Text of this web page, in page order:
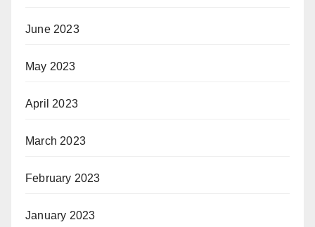
June 2023
May 2023
April 2023
March 2023
February 2023
January 2023